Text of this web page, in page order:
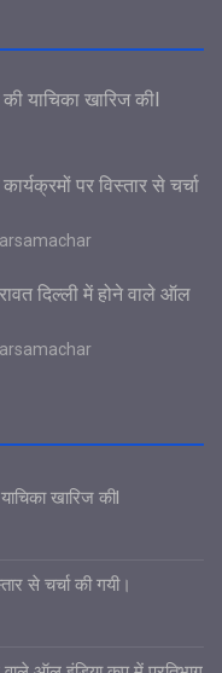
याचिका खारिज कीl
पर विस्तार से चर्चा
दिल्ली में होने वाले ऑल
खारिज कीl
से चर्चा की गयी।